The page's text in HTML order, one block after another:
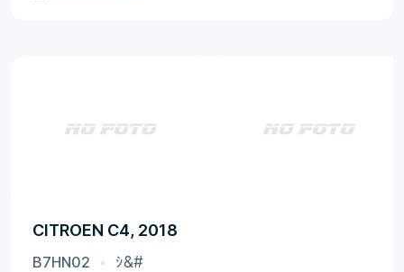
CITROEN C4, 2018
B7HN02 ｼ&#